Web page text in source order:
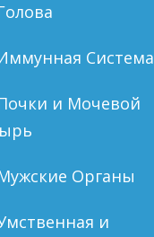
Система
и Мочевой
Органы
и